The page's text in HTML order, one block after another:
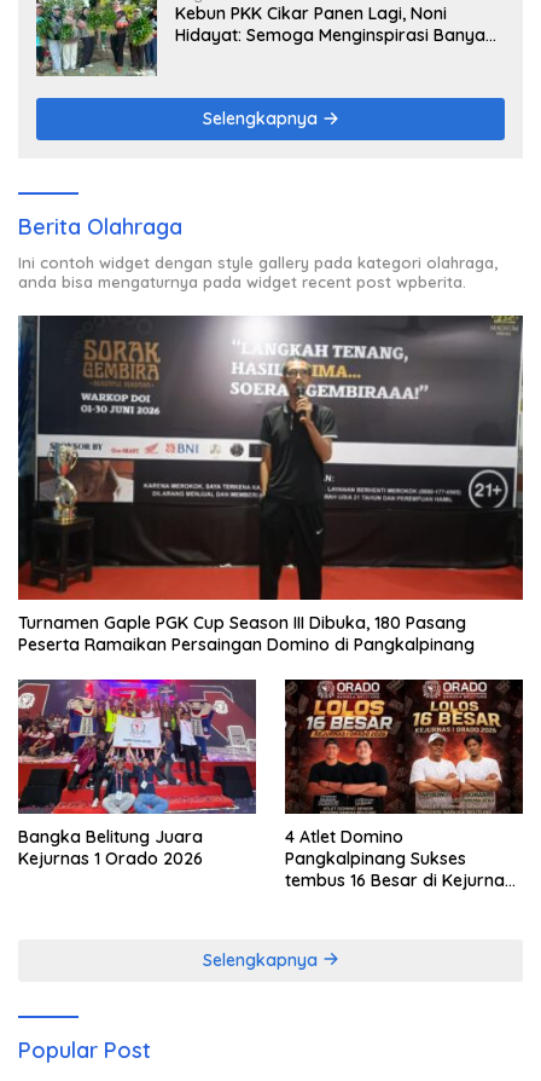
Kebun PKK Cikar Panen Lagi, Noni
Hidayat: Semoga Menginspirasi Banyak
Selengkapnya
Berita Olahraga
Ini contoh widget dengan style gallery pada kategori olahraga,
anda bisa mengaturnya pada widget recent post wpberita.
Turnamen Gaple PGK Cup Season III Dibuka, 180 Pasang
Peserta Ramaikan Persaingan Domino di Pangkalpinang
Bangka Belitung Juara
Kejurnas 1 Orado 2026
4 Atlet Domino
Pangkalpinang Sukses
tembus 16 Besar di Kejurnas
Selengkapnya
Popular Post